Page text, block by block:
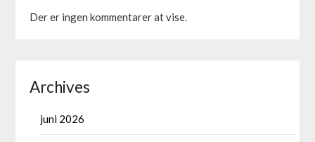
Der er ingen kommentarer at vise.
Archives
juni 2026